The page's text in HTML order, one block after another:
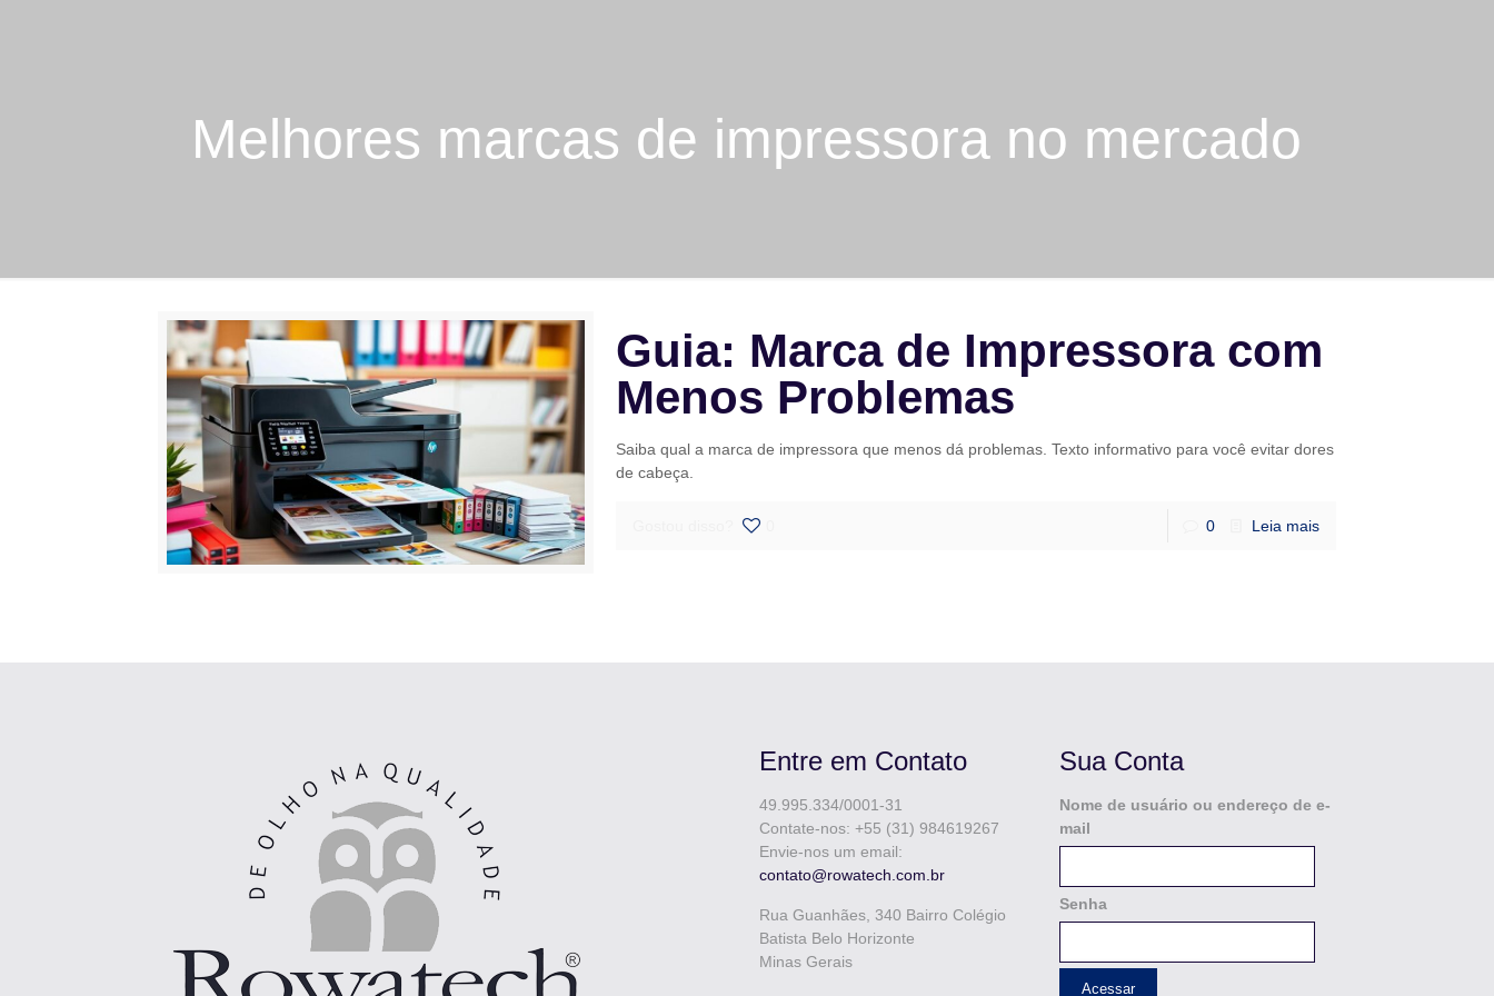
Melhores marcas de impressora no mercado
Guia: Marca de Impressora com
Menos Problemas
Saiba qual a marca de impressora que menos dá problemas. Texto informativo para você evitar dores
de cabeça.
0 Leia mais
Entre em Contato
49.995.334/0001-31
Contate-nos: +55 (31) 984619267
Envie-nos um email:
contato@rowatech.com.br
Rua Guanhães, 340 Bairro Colégio
Batista Belo Horizonte
Minas Gerais
Sua Conta
Nome de usuário ou endereço de e-
mail
Senha